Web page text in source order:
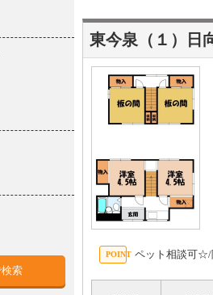
東今泉（１）日
ペット相談可☆/